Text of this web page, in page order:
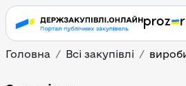
Головна Всі закупівлі